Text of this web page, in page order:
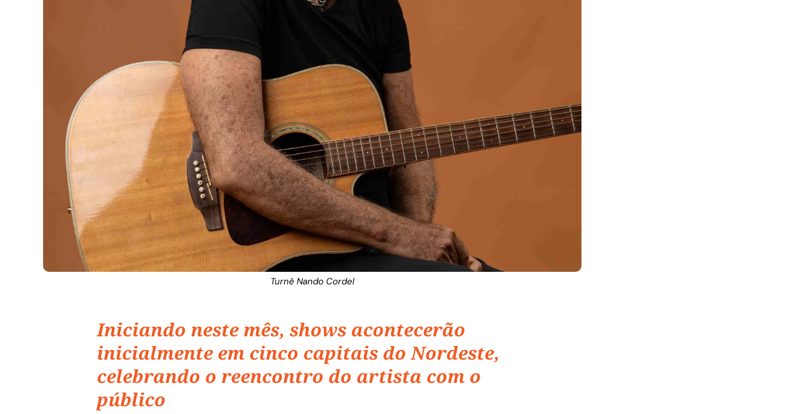
Turnê Nando Cordel
Iniciando neste mês, shows acontecerão
inicialmente em cinco capitais do Nordeste,
celebrando o reencontro do artista com o
público